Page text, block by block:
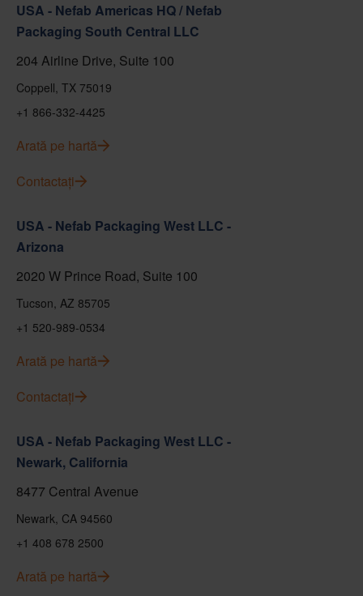
USA - Nefab Americas HQ / Nefab
Packaging South Central LLC
204 Airline Drive, Suite 100
Coppell, TX 75019
+1 866-332-4425
Arată pe hartă
Contactați
USA - Nefab Packaging West LLC -
Arizona
2020 W Prince Road, Suite 100
Tucson, AZ 85705
+1 520-989-0534
Arată pe hartă
Contactați
USA - Nefab Packaging West LLC -
Newark, California
8477 Central Avenue
Newark, CA 94560
+1 408 678 2500
Arată pe hartă